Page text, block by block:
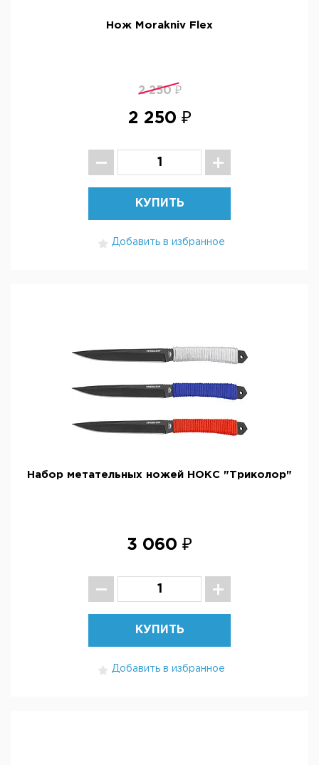
Нож Morakniv Flex
2 250 ₽
2 250 ₽
КУПИТЬ
Добавить в избранное
Набор метательных ножей НОКС "Триколор"
3 060 ₽
КУПИТЬ
Добавить в избранное